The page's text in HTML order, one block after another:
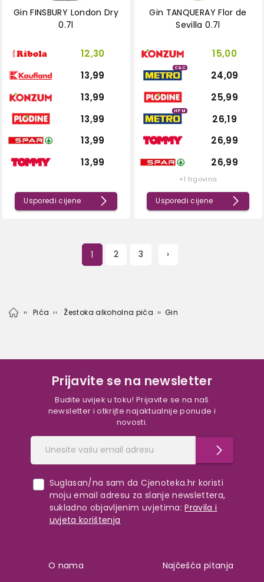
Gin FINSBURY London Dry
0.7l
12,30
13,99
13,99
13,99
13,99
13,99
Usporedi cijene
Gin TANQUERAY Flor de
Sevilla 0.7l
15,00
C&C
24,09
25,99
HPM
26,19
26,99
26,99
+1 trgovina
Usporedi cijene
1 2 3 ›
Pića Žestoka alkoholna pića Gin
Prijavite se na newsletter
Budite uvijek u toku! Prijavite se na naš
newsletter i otkrijte najaktualnije ponude i
novosti.
Suglasan/na sam da Cjenoteka.hr koristi
moju email adresu za slanje newslettera,
sukladno objavljenim uvjetima: Pravila i
uvjeta korištenja
O nama Najčešća pitanja